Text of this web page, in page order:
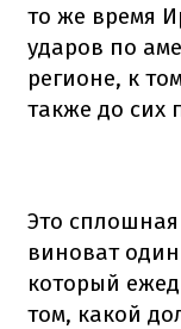
то же время
ударов по
регионе, к
также до сих
Это
виноват
который
том, какой